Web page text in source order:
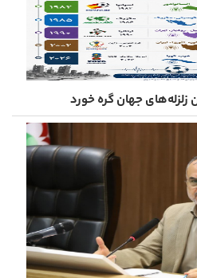
زلزله‌های جهان گره خورد